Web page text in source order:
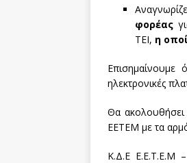
φορέας
ΤΕΙ, η
ηλεκτρονικές
Θα ακολουθήσει
ΕΕΤΕΜ με τα
Κ.Δ.Ε Ε.Ε.Τ.Ε.Μ